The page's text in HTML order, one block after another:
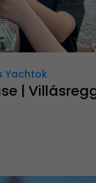
Yachtok
|